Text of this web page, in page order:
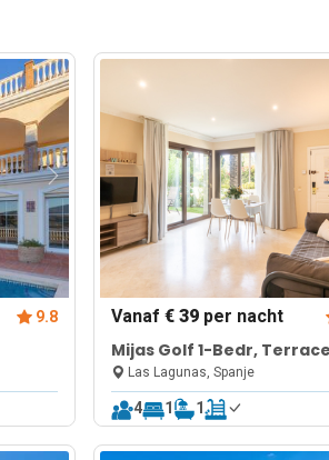
9.8 Vanaf € 39per nacht
Mijas Golf 1-Bedr,
shared pool
Las Lagunas, Spanje
4 1 1